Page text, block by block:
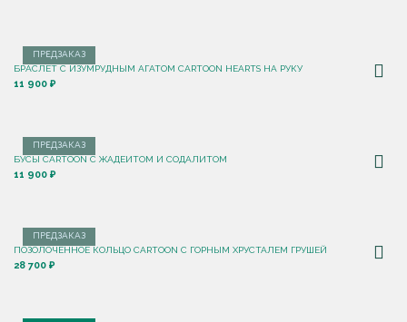
ПРЕДЗАКАЗ
БРАСЛЕТ С ИЗУМРУДНЫМ АГАТОМ CARTOON HEARTS НА РУКУ
11 900 ₽
ПРЕДЗАКАЗ
БУСЫ CARTOON С ЖАДЕИТОМ И СОДАЛИТОМ
11 900 ₽
ПРЕДЗАКАЗ
ПОЗОЛОЧЕННОЕ КОЛЬЦО CARTOON C ГОРНЫМ ХРУСТАЛЕМ ГРУШЕЙ
28 700 ₽